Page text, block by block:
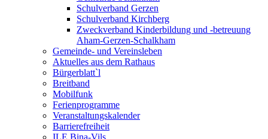
Schulverband Gerzen
Schulverband Kirchberg
Zweckverband Kinderbildung und -betreuung
Aham-Gerzen-Schalkham
Gemeinde- und Vereinsleben
Aktuelles aus dem Rathaus
Bürgerblatt`l
Breitband
Mobilfunk
Ferienprogramme
Veranstaltungskalender
Barrierefreiheit
ILE Bina-Vils